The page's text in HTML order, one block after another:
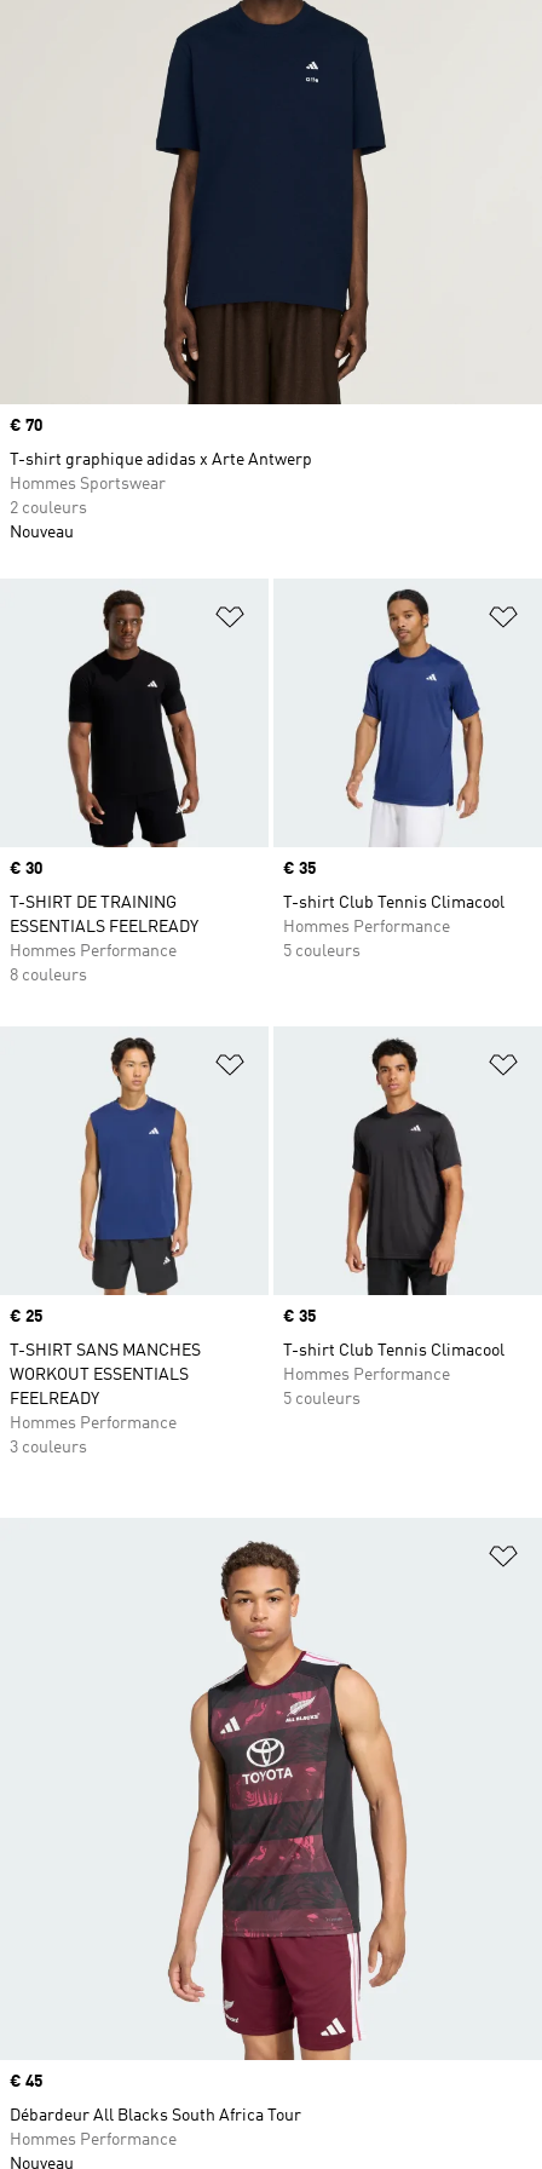
Ajouter à la Liste de produits
Prix
€ 30
T-SHIRT DE TRAINING
ESSENTIALS FEELREADY
Hommes Performance
8 couleurs
Prix
€ 35
T-shirt Club Tennis Climacool
Hommes Performance
5 couleurs
Ajouter à la Liste de produits
Prix
€ 25
T-SHIRT SANS MANCHES
WORKOUT ESSENTIALS
FEELREADY
Hommes Performance
3 couleurs
Prix
€ 35
T-shirt Club Tennis Climacool
Hommes Performance
5 couleurs
Prix
€ 70
T-shirt graphique adidas x Arte Antwerp
Hommes Sportswear
2 couleurs
Nouveau
Prix
€ 45
Débardeur All Blacks South Africa Tour
Hommes Performance
Nouveau